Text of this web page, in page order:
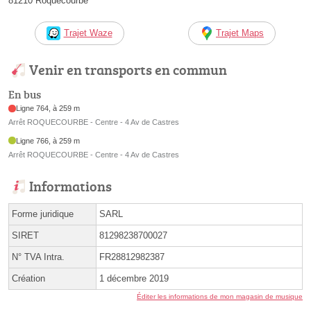
Trajet Waze Trajet Maps
Venir en transports en commun
En bus
Ligne 764, à 259 m
Arrêt ROQUECOURBE - Centre - 4 Av de Castres
Ligne 766, à 259 m
Arrêt ROQUECOURBE - Centre - 4 Av de Castres
Informations
Forme juridique SARL
SIRET 81298238700027
N° TVA Intra. FR28812982387
Création 1 décembre 2019
Éditer les informations de mon magasin de musique